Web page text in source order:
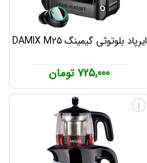
ایرپاد بلوتوثی گیمینگ DAMIX M25
725,000 تومان
i